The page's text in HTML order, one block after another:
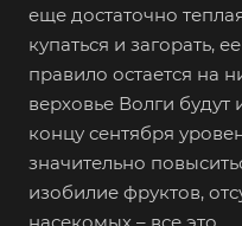
еще достаточно
купаться и загорать,
правило остается на
верховье Волги
концу сентября
значительно
изобилие фруктов,
насекомых – все это